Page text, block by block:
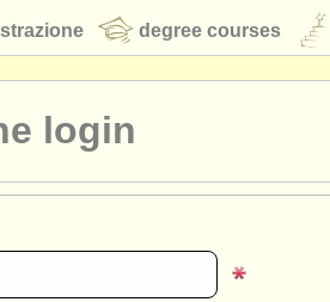
degree courses
di musica classica
login